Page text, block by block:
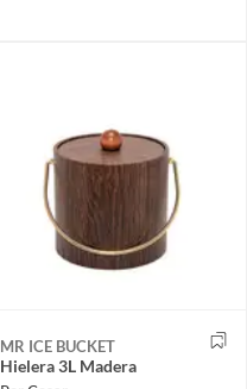
MR ICE BUCKET
Hielera 3L Madera